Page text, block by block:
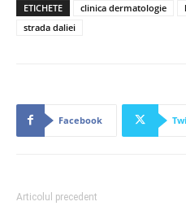
ETICHETE clinica dermatologie
strada daliei
Facebook
Articolul precedent